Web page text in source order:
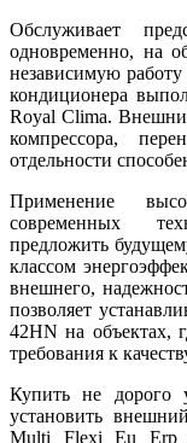
Обслуживает
одновременно, на
независимую
кондиционера
Royal Clima.
компрессора,
отдельности
Применение
современных
предложить
классом
внешнего,
позволяет
42HN на объектах,
требования к
Купить не дорого
установить
Multi Flexi Eu Erp